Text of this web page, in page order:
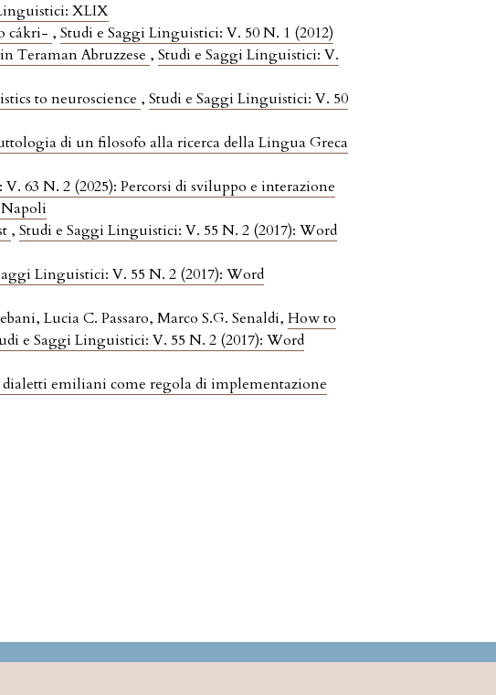
XLIX
cákri- ,Studi e Saggi Linguistici: V. 50 N. 1 (2012)
Teraman Abruzzese ,Studi e Saggi Linguistici: V.
to neuroscience ,Studi e Saggi Linguistici: V. 50
di un filosofo alla ricerca della Lingua Greca
63 N. 2 (2025): Percorsi di sviluppo e interazione
,Studi e Saggi Linguistici: V. 55 N. 2 (2017): Word
Linguistici: V. 55 N. 2 (2017): Word
Lucia C. Passaro, Marco S.G. Senaldi,How to
e Saggi Linguistici: V. 55 N. 2 (2017): Word
emiliani come regola di implementazione